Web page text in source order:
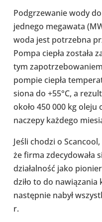
Pod­grze­wa­nie wody
jednego mega­wata
woda jest potrzebna
Pompa ciepła została
tym
pompie ciepła
siona do +55°C, a
około 450 000 kg oleju
naczepy każdego
Jeśli chodzi o
że firma zde­cy­do­wała
dzia­łal­ność jako
dziło to do
następ­nie nabył
r.